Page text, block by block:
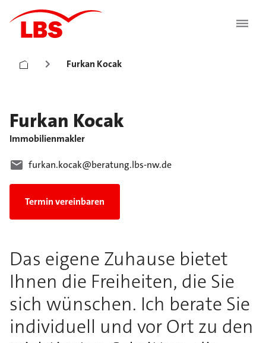
Furkan Kocak
Furkan Kocak
Immobilienmakler
furkan.kocak@beratung.lbs-nw.de
Termin vereinbaren
Das eigene Zuhause bietet
Ihnen die Freiheiten, die Sie
sich wünschen. Ich berate Sie
individuell und vor Ort zu den